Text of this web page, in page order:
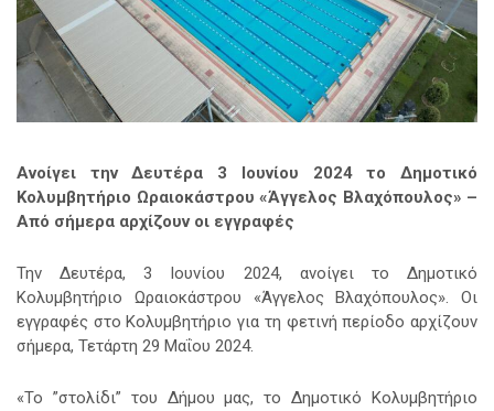
Ανοίγει την Δευτέρα 3 Ιουνίου 2024 το Δημοτικό
Κολυμβητήριο Ωραιοκάστρου «Άγγελος Βλαχόπουλος» –
Από σήμερα αρχίζουν οι εγγραφές
Την Δευτέρα, 3 Ιουνίου 2024, ανοίγει το Δημοτικό
Κολυμβητήριο Ωραιοκάστρου «Άγγελος Βλαχόπουλος». Οι
εγγραφές στο Κολυμβητήριο για τη φετινή περίοδο αρχίζουν
σήμερα, Τετάρτη 29 Μαΐου 2024.
«Το ”στολίδι” του Δήμου μας, το Δημοτικό Κολυμβητήριο